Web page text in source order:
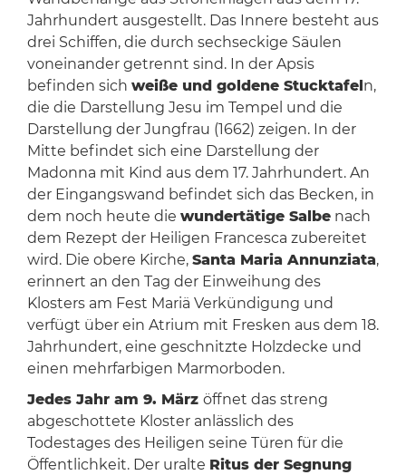
Jahrhundert ausgestellt. Das Innere besteht aus
drei Schiffen, die durch sechseckige Säulen
voneinander getrennt sind. In der Apsis
befinden sich weiße und goldene Stucktafel n,
die die Darstellung Jesu im Tempel und die
Darstellung der Jungfrau (1662) zeigen. In der
Mitte befindet sich eine Darstellung der
Madonna mit Kind aus dem 17. Jahrhundert. An
der Eingangswand befindet sich das Becken, in
dem noch heute die wundertätige Salbenach
dem Rezept der Heiligen Francesca zubereitet
wird. Die obere Kirche, Santa Maria Annunziata,
erinnert an den Tag der Einweihung des
Klosters am Fest Mariä Verkündigung und
verfügt über ein Atrium mit Fresken aus dem 18.
Jahrhundert, eine geschnitzte Holzdecke und
einen mehrfarbigen Marmorboden.
Jedes Jahr am 9. März öffnet das streng
abgeschottete Kloster anlässlich des
Todestages des Heiligen seine Türen für die
Öffentlichkeit. Der uralte Ritus der Segnung